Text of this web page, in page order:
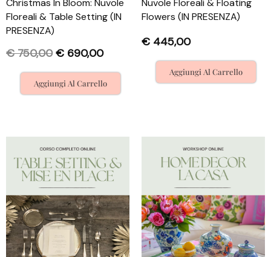
Christmas In Bloom: Nuvole
Floreali & Table Setting (IN
PRESENZA)
€750,00 € 690,00
Aggiungi Al Carrello
Nuvole Floreali & Floating
Flowers (IN PRESENZA)
€ 445,00
Aggiungi Al Carrello